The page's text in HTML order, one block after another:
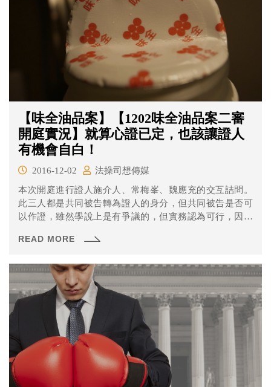
【味全油品案】【1202味全油品案二審
開庭實況】就算心證已定，也該讓證人
有機會自白！
2016-12-02
法操司想傳媒
本次開庭進行證人施介人、常梅峯、魏應充的交互詰問。
此三人都是共同被告轉為證人的身分，但共同被告是否可
以作證，雖然學說上是有爭議的，但實務認為可行，因此
身分回答問題，也作了相關的權利告知，因此三位證人亦
READ MORE